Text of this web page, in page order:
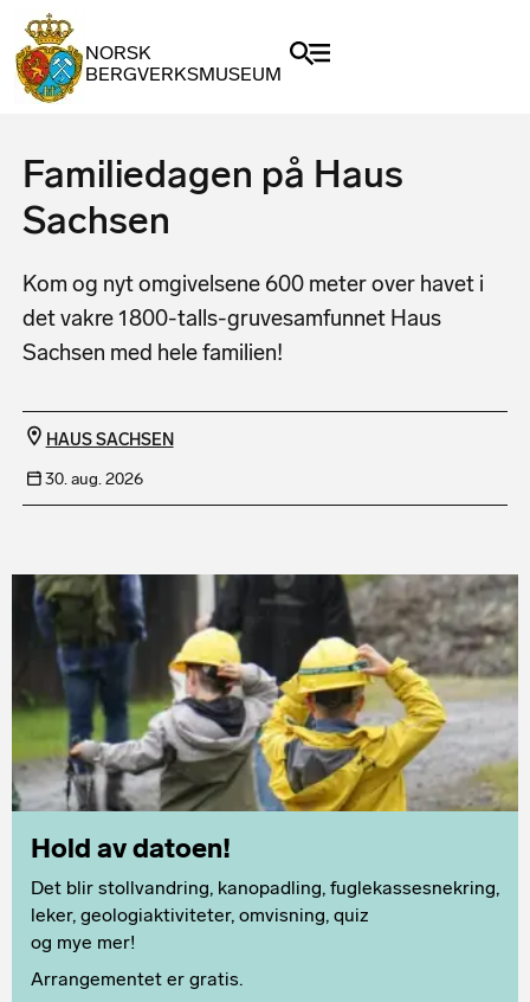
NORSK
BERGVERKSMUSEUM
Familiedagen på Haus
Sachsen
Kom og nyt omgivelsene 600 meter over havet i
det vakre 1800-talls-gruvesamfunnet Haus
Sachsen med hele familien!
HAUS SACHSEN
30. aug. 2026
Hold av datoen!
Det blir stollvandring, kanopadling, fuglekassesnekring,
leker, geologiaktiviteter, omvisning, quiz
og mye mer!
Arrangementet er gratis.